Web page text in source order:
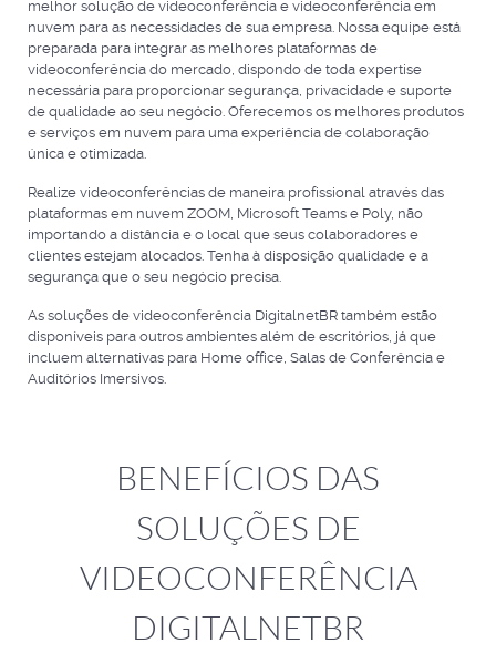
melhor solução de videoconferência e videoconferência em
nuvem para as necessidades de sua empresa. Nossa equipe está
preparada para integrar as melhores plataformas de
videoconferência do mercado, dispondo de toda expertise
necessária para proporcionar segurança, privacidade e suporte
de qualidade ao seu negócio. Oferecemos os melhores produtos
e serviços em nuvem para uma experiência de colaboração
única e otimizada.
Realize videoconferências de maneira profissional através das
plataformas em nuvem ZOOM, Microsoft Teams e Poly, não
importando a distância e o local que seus colaboradores e
clientes estejam alocados. Tenha à disposição qualidade e a
segurança que o seu negócio precisa.
As soluções de videoconferência DigitalnetBR também estão
disponíveis para outros ambientes além de escritórios, já que
incluem alternativas para Home office, Salas de Conferência e
Auditórios Imersivos.
BENEFÍCIOS DAS
SOLUÇÕES DE
VIDEOCONFERÊNCIA
DIGITALNETBR